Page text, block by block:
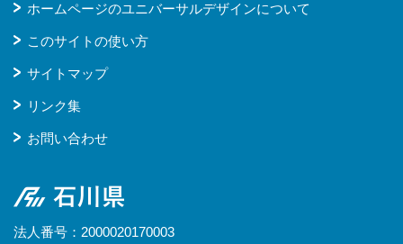
ホームページのユニバーサルデザインについて
このサイトの使い方
サイトマップ
リンク集
お問い合わせ
石川県
法人番号：2000020170003